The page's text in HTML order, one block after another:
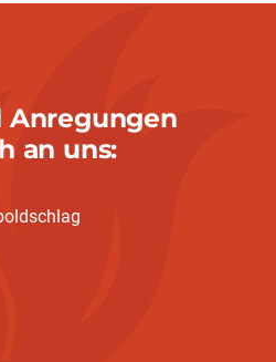
Anregungen
an uns: